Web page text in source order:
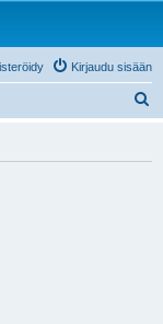
Kirjaudu sisään